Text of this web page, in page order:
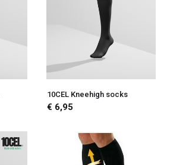
10CEL Kneehigh socks
€ 6,95